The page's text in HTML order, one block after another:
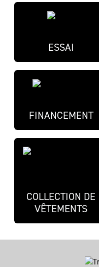
ESSAI
FINANCEMENT
COLLECTION DE
VÊTEMENTS